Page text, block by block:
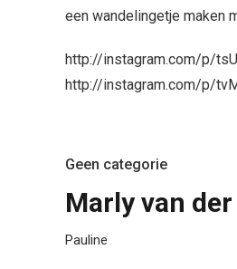
een wandelingetje maken
http://instagram.com/p/
http://instagram.com/p/
Geen categorie
Marly van
Pauline